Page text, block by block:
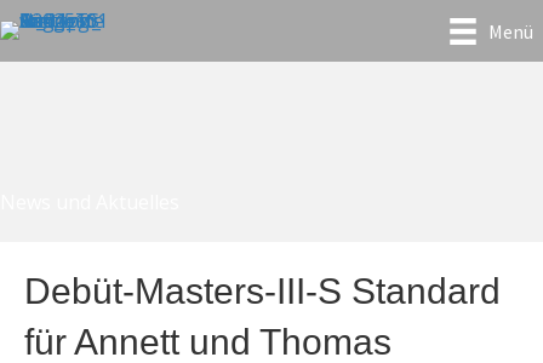
Menü
Debüt-Masters-III-S Standard
für Annett und Thomas